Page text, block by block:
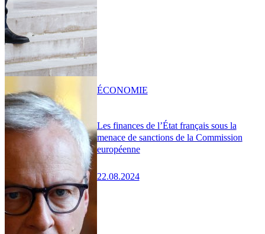
Les finances de l’État français sous la
menace de sanctions de la Commission
européenne
22.08.2024
ÉCONOMIE